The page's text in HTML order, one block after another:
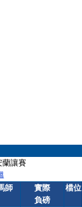
蘭讓賽
師
實際
負磅
檔位